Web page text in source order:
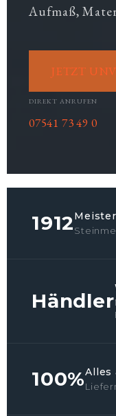
Aufmaß,
JETZT
DIREKT ANRUFEN
07541 73 49 0
1912
Händler
100%Alles